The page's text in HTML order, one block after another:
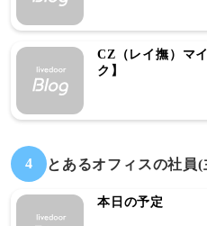
CZ（レイ撫）マ
ク】
4 とあるオフィスの社員
本日の予定